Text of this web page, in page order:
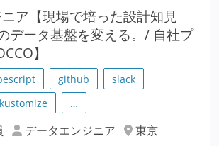
ア【現場で培った設計知見
データ基盤を変える。/ 自社プ
】
github
slack
kustomize …
データエンジニア 東京